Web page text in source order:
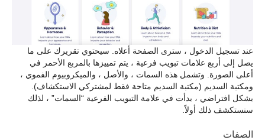
عند تسجيل الدخول ، سترى الصفحة أعلاه. سيحتوي تقريرك على ما
يصل إلى أربع علامات تبويب فرعية ، يتم تمييزها بالمربع الأحمر في
أعلى الصورة. وتشمل هذه السمات ، والأصل ، والميكروبيوم الفموي ،
ومكتبة السديم (مكتبة السديم متاحة فقط لمشتركي الاستكشاف).
بشكل افتراضي ، بدأت في علامة التبويب الفرعية “السمات” ، لذلك
سنستكشف ذلك أولاً.
الصفات